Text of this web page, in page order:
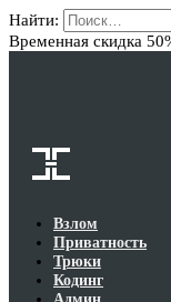
Найти:
Временная скидка
Взлом
Приватность
Трюки
Кодинг